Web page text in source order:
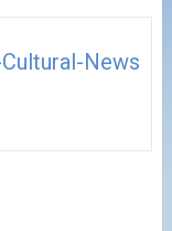
News